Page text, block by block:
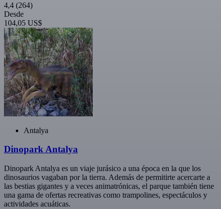
4,4 (264)
Desde
104,05 US$
Antalya
Dinopark Antalya
Dinopark Antalya es un viaje jurásico a una época en la que los
dinosaurios vagaban por la tierra. Además de permitirte acercarte a
las bestias gigantes y a veces animatrónicas, el parque también tiene
una gama de ofertas recreativas como trampolines, espectáculos y
actividades acuáticas.